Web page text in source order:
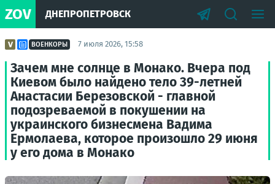
ZOV ДНЕПРОПЕТРОВСК
ВОЕНКОРЫ 7 июля 2026, 15:58
Зачем мне солнце в Монако. Вчера под
Киевом было найдено тело 39-летней
Анастасии Березовской - главной
подозреваемой в покушении на
украинского бизнесмена Вадима
Ермолаева, которое произошло 29 июня
у его дома в Монако